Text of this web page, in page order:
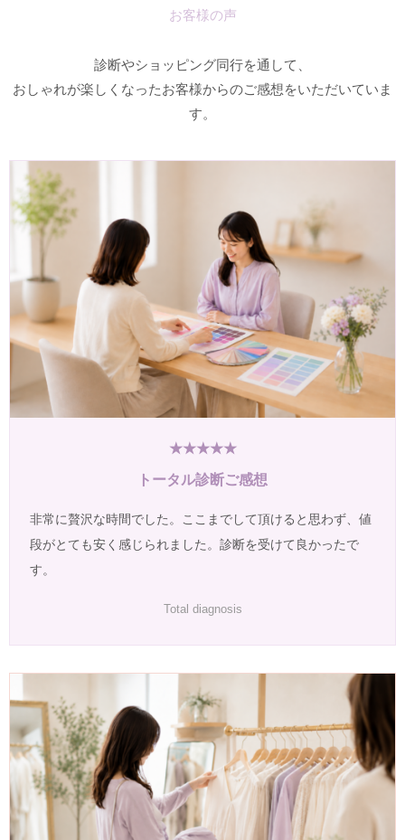
お客様の声
診断やショッピング同行を通して、
おしゃれが楽しくなったお客様からのご感想をいただいていま
す。
★★★★★
トータル診断ご感想
非常に贅沢な時間でした。ここまでして頂けると思わず、値
段がとても安く感じられました。診断を受けて良かったで
す。
Total diagnosis